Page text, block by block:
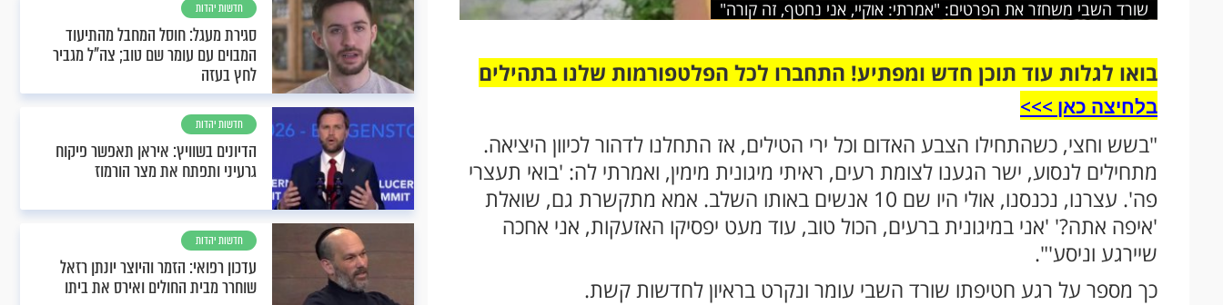
שורד השבי משחזר את הפרטים: "אמרתי: אוקיי, אני נחטף, זה קורה"
בואו לגלות עוד תוכן חדש ומפתיע! התחברו לכל הפלטפורמות שלנו בתהילים
בלחיצה כאן >>>​
"בשש וחצי, כשהתחילו הצבע האדום וכל ירי הטילים, אז התחלנו לדהור לכיוון היציאה.
מתחילים לנסוע, ישר הגענו לצומת רעים, ראיתי מיגונית מימין, ואמרתי לה: 'בואי תעצרי
פה'. עצרנו, נכנסנו, אולי היו שם 10 אנשים באותו השלב. אמא מתקשרת גם, שואלת
'איפה אתה?' 'אני במיגונית ברעים, הכול טוב, עוד מעט יפסיקו האזעקות, אני אחכה
שיירגע וניסע'".
כך מספר על רגע חטיפתו שורד השבי עומר ונקרט בראיון לחדשות קשת.
חדשות יהדות
סגירת מעגל: חוסל המחבל מהתיעוד
המבוים עם עומר שם טוב; צה"ל מגביר
לחץ בעזה
חדשות יהדות
הדיונים בשוויץ: איראן תאפשר פיקוח
גרעיני ותפתח את מצר הורמוז
חדשות יהדות
עדכון רפואי: הזמר והיוצר יונתן רזאל
שוחרר מבית החולים ואירס את ביתו